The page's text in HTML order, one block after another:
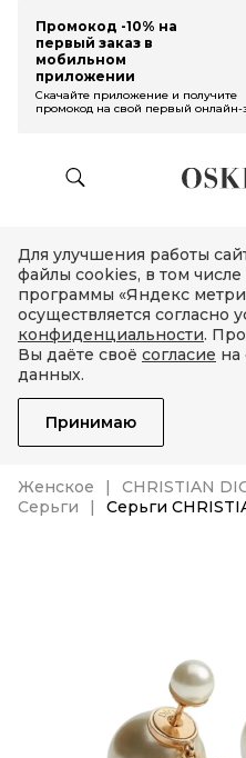
Промокод -10% на
первый заказ в
мобильном
приложении
Скачайте приложение и получите
промокод на свой первый онлайн-
Для улучшения работы
файлы cookies, в том
программы «Яндекс
осуществляется согласно
конфиденциальности.
Вы даёте своё согласие на
данных.
Принимаю
Женское CHRISTIAN
Серьги
Серьги